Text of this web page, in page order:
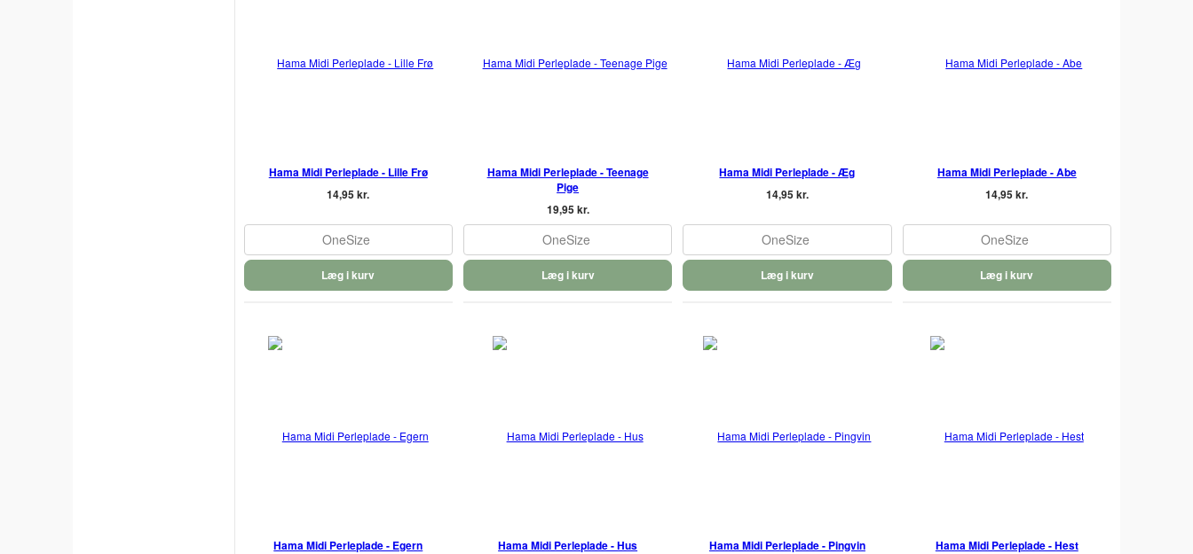
Hama Midi Perleplade - Lille Frø
14,95 kr.
OneSize
Læg i kurv
Hama Midi Perleplade - Teenage
Pige
19,95 kr.
OneSize
Læg i kurv
Hama Midi Perleplade - Æg
14,95 kr.
OneSize
Læg i kurv
Hama Midi Perleplade - Abe
14,95 kr.
OneSize
Læg i kurv
Hama Midi Perleplade - Egern
Hama Midi Perleplade - Hus
Hama Midi Perleplade - Pingvin
Hama Midi Perleplade - Hest